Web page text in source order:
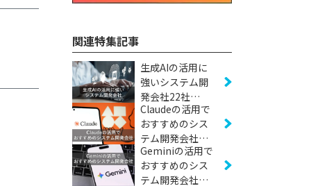
関連特集記事
生成AIの活用に
強いシステム開
発会社22社
【2026年版】
Claudeの活用で
おすすめのシス
テム開発会社8
社【2026年版】
Geminiの活用で
おすすめのシス
テム開発会社5